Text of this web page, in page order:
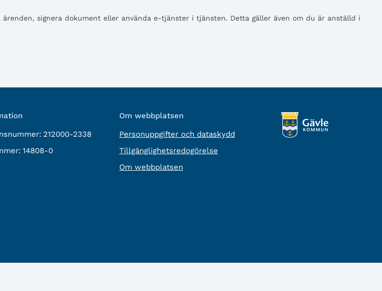
signera dokument eller använda e-tjänster i tjänsten. Detta gäller även om du är anställd i
212000-2338
14808-0
Om webbplatsen
Personuppgifter och dataskydd
Tillgänglighetsredogörelse
Om webbplatsen